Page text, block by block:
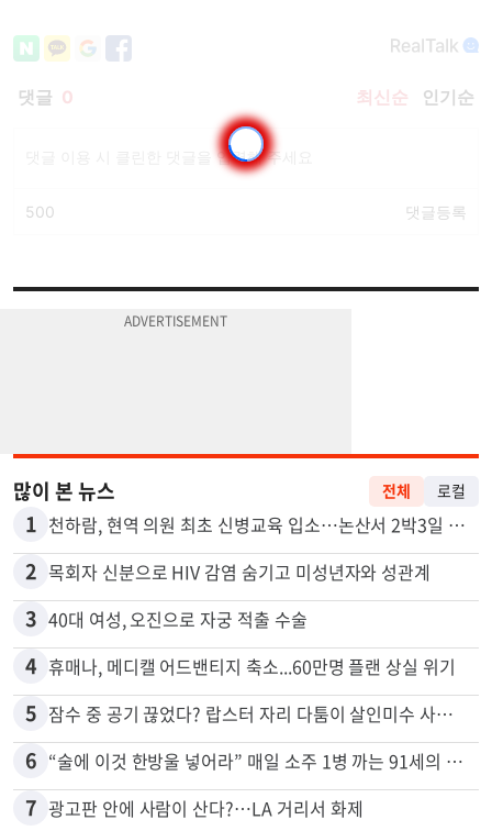
많이 본 뉴스
1
2 목회자 신분으로 HIV 감염 숨기고 미성년자와 성관계
3 40대 여성, 오진으로 자궁 적출 수술
4 휴매나, 메디캘 어드밴티지 축소...60만명 플랜 상실 위기
5 잠수 중 공기 끊었다? 랍스터 자리 다툼이 살인미수 사건으로
6